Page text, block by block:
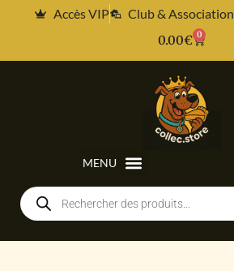
Accès VIP Club & Association
0.00€ 0